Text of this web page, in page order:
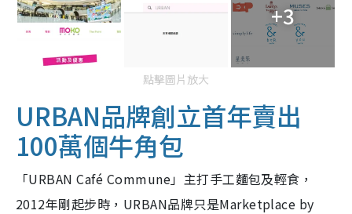
+3
點擊圖片放大
URBAN品牌創立首年賣出
100萬個牛角包
「URBAN Café Commune」主打手工麵包及輕食，
2012年剛起步時，URBAN品牌只是Marketplace by